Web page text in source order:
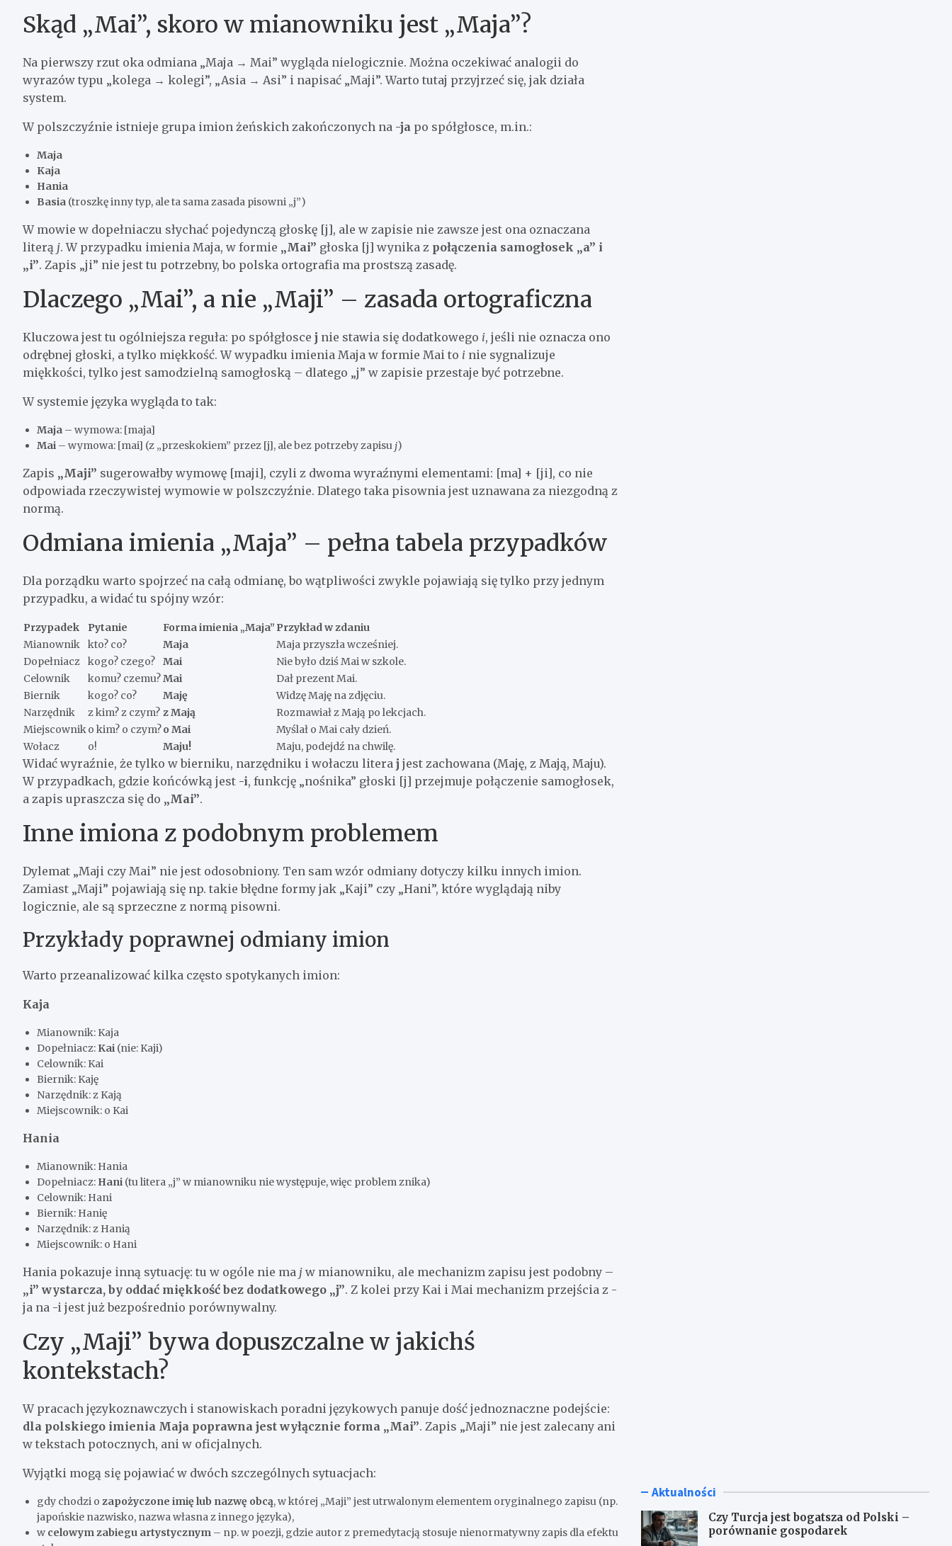
Skąd „Mai”, skoro w mianowniku jest „Maja”?
Na pierwszy rzut oka odmiana „Maja → Mai” wygląda nielogicznie. Można oczekiwać analogii do
wyrazów typu „kolega → kolegi”, „Asia → Asi” i napisać „Maji”. Warto tutaj przyjrzeć się, jak działa
system.
W polszczyźnie istnieje grupa imion żeńskich zakończonych na -ja po spółgłosce, m.in.:
Maja
Kaja
Hania
Basia (troszkę inny typ, ale ta sama zasada pisowni „j”)
W mowie w dopełniaczu słychać pojedynczą głoskę [j], ale w zapisie nie zawsze jest ona oznaczana
literą j. W przypadku imienia Maja, w formie „Mai” głoska [j] wynika z połączenia samogłosek „a” i
„i”. Zapis „ji” nie jest tu potrzebny, bo polska ortografia ma prostszą zasadę.
Dlaczego „Mai”, a nie „Maji” – zasada ortograficzna
Kluczowa jest tu ogólniejsza reguła: po spółgłosce j nie stawia się dodatkowego i, jeśli nie oznacza ono
odrębnej głoski, a tylko miękkość. W wypadku imienia Maja w formie Mai to i nie sygnalizuje
miękkości, tylko jest samodzielną samogłoską – dlatego „j” w zapisie przestaje być potrzebne.
W systemie języka wygląda to tak:
Maja – wymowa: [maja]
Mai – wymowa: [mai] (z „przeskokiem” przez [j], ale bez potrzeby zapisu j)
Zapis „Maji” sugerowałby wymowę [maji], czyli z dwoma wyraźnymi elementami: [ma] + [ji], co nie
odpowiada rzeczywistej wymowie w polszczyźnie. Dlatego taka pisownia jest uznawana za niezgodną z
normą.
Odmiana imienia „Maja” – pełna tabela przypadków
Dla porządku warto spojrzeć na całą odmianę, bo wątpliwości zwykle pojawiają się tylko przy jednym
przypadku, a widać tu spójny wzór:
Przypadek Pytanie Forma imienia „Maja” Przykład w zdaniu
Mianownik
kto? co? Maja
Maja przyszła wcześniej.
Dopełniacz
kogo? czego? Mai
Nie było dziś Mai w szkole.
Celownik
komu? czemu?Mai
Dał prezent Mai.
Biernik
kogo? co? Maję
Widzę Maję na zdjęciu.
Narzędnik
z kim? z czym? z Mają
Rozmawiał z Mają po lekcjach.
Miejscowniko kim? o czym?o Mai
Myślał o Mai cały dzień.
Wołacz
o! Maju! Maju, podejdź na chwilę.
Widać wyraźnie, że tylko w bierniku, narzędniku i wołaczu litera j jest zachowana (Maję, z Mają, Maju).
W przypadkach, gdzie końcówką jest -i, funkcję „nośnika” głoski [j] przejmuje połączenie samogłosek,
a zapis upraszcza się do „Mai”.
Inne imiona z podobnym problemem
Dylemat „Maji czy Mai” nie jest odosobniony. Ten sam wzór odmiany dotyczy kilku innych imion.
Zamiast „Maji” pojawiają się np. takie błędne formy jak „Kaji” czy „Hani”, które wyglądają niby
logicznie, ale są sprzeczne z normą pisowni.
Przykłady poprawnej odmiany imion
Warto przeanalizować kilka często spotykanych imion:
Kaja
Mianownik: Kaja
Dopełniacz: Kai (nie: Kaji)
Celownik: Kai
Biernik: Kaję
Narzędnik: z Kają
Miejscownik: o Kai
Hania
Mianownik: Hania
Dopełniacz: Hani (tu litera „j” w mianowniku nie występuje, więc problem znika)
Celownik: Hani
Biernik: Hanię
Narzędnik: z Hanią
Miejscownik: o Hani
Hania pokazuje inną sytuację: tu w ogóle nie ma j w mianowniku, ale mechanizm zapisu jest podobny –
„i” wystarcza, by oddać miękkość bez dodatkowego „j”. Z kolei przy Kai i Mai mechanizm przejścia z -
ja na -i jest już bezpośrednio porównywalny.
Czy „Maji” bywa dopuszczalne w jakichś
kontekstach?
W pracach językoznawczych i stanowiskach poradni językowych panuje dość jednoznaczne podejście:
dla polskiego imienia Maja poprawna jest wyłącznie forma „Mai”. Zapis „Maji” nie jest zalecany ani
w tekstach potocznych, ani w oficjalnych.
Wyjątki mogą się pojawiać w dwóch szczególnych sytuacjach:
gdy chodzi o zapożyczone imię lub nazwę obcą, w której „Maji” jest utrwalonym elementem oryginalnego zapisu (np.
japońskie nazwisko, nazwa własna z innego języka),
w celowym zabiegu artystycznym – np. w poezji, gdzie autor z premedytacją stosuje nienormatywny zapis dla efektu
Aktualności
Czy Turcja jest bogatsza od Polski –
porównanie gospodarek